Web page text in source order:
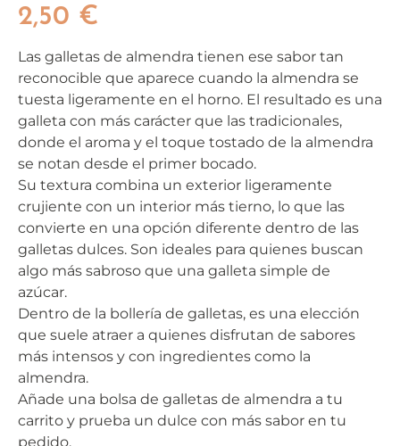
2,50 €
Las galletas de almendra tienen ese sabor tan
reconocible que aparece cuando la almendra se
tuesta ligeramente en el horno. El resultado es una
galleta con más carácter que las tradicionales,
donde el aroma y el toque tostado de la almendra
se notan desde el primer bocado.
Su textura combina un exterior ligeramente
crujiente con un interior más tierno, lo que las
convierte en una opción diferente dentro de las
galletas dulces. Son ideales para quienes buscan
algo más sabroso que una galleta simple de
azúcar.
Dentro de la bollería de galletas, es una elección
que suele atraer a quienes disfrutan de sabores
más intensos y con ingredientes como la
almendra.
Añade una bolsa de galletas de almendra a tu
carrito y prueba un dulce con más sabor en tu
pedido.